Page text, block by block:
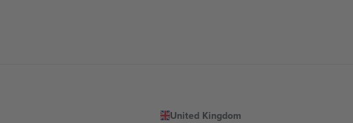
United Kingdom